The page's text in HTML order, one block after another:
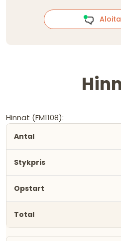
Hinnat (FM1108):